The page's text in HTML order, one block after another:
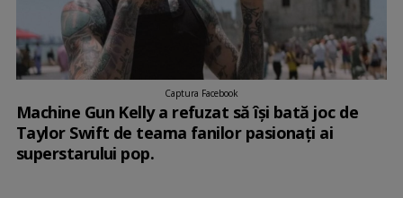
Captura Facebook
Machine Gun Kelly a refuzat să își bată joc de
Taylor Swift de teama fanilor pasionați ai
superstarului pop.